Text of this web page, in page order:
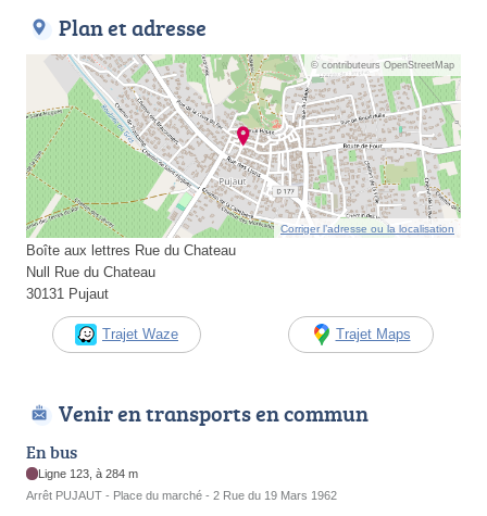
Plan et adresse
© contributeurs OpenStreetMap
Corriger l’adresse ou la localisation
Boîte aux lettres Rue du Chateau
Null Rue du Chateau
30131 Pujaut
Trajet Waze Trajet Maps
Venir en transports en commun
En bus
Ligne 123, à 284 m
Arrêt PUJAUT - Place du marché - 2 Rue du 19 Mars 1962